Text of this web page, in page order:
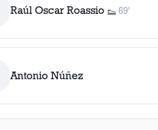
Raúl Oscar Roassio 👟
1asistencia
69'
Antonio Núñez